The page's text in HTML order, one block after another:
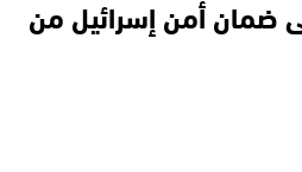
ضمان أمن إسرائيل من